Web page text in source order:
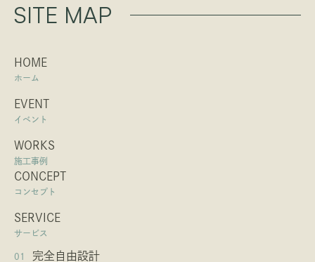
SITE MAP
HOME
ホーム
EVENT
イベント
WORKS
施工事例
CONCEPT
コンセプト
SERVICE
サービス
01 完全自由設計